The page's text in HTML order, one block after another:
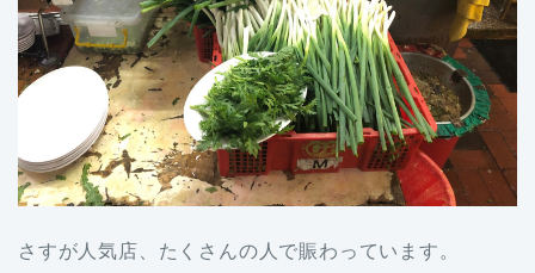
さすが人気店、たくさんの人で賑わっています。